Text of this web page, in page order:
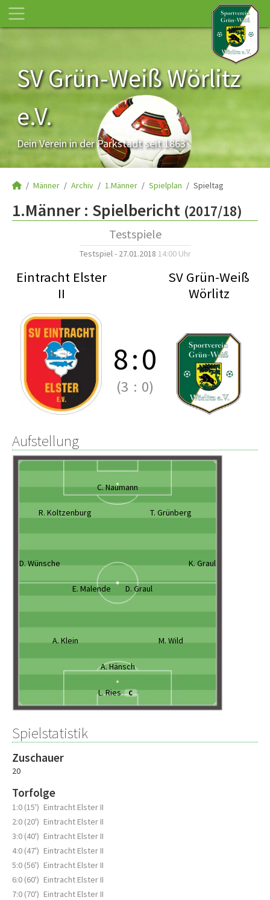
SV Grün-Weiß Wörlitz
e.V.
Dein Verein in der Parkstadt seit 1863
Männer Archiv 1.Männer Spielplan Spieltag
1.Männer : Spielbericht (2017/18)
Testspiele
Testspiel - 27.01.2018 14:00 Uhr
Eintracht Elster
II
SV Grün-Weiß
Wörlitz
8:0
(3 : 0)
Aufstellung
C. Naumann
R. Koltzenburg T. Grünberg
D. Wünsche K. Graul
E. Malende D. Graul
A. Klein M. Wild
A. Hänsch
L. Ries C
Spielstatistik
Zuschauer
20
Torfolge
1:0 (15') Eintracht Elster II
2:0 (20') Eintracht Elster II
3:0 (40') Eintracht Elster II
4:0 (47') Eintracht Elster II
5:0 (56') Eintracht Elster II
6:0 (60') Eintracht Elster II
7:0 (70') Eintracht Elster II